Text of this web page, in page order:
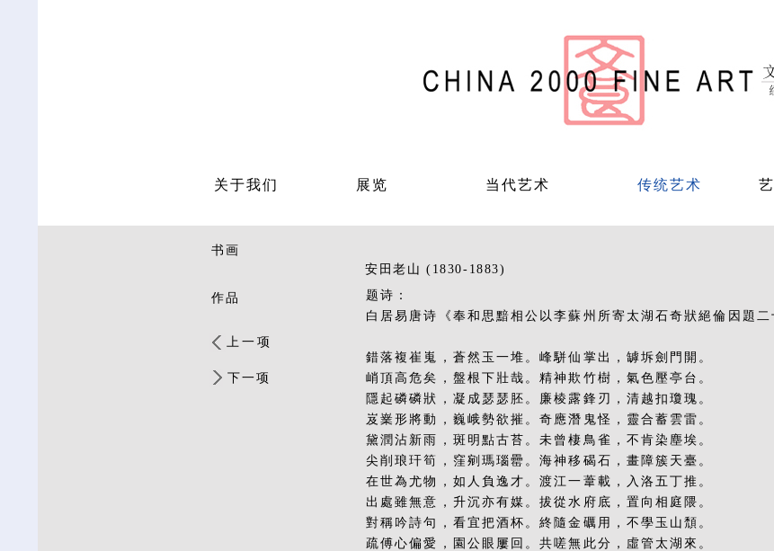
关于我们 展览 当代艺术 传统艺术
书画
安田老山 (1830-1883)
作品
上一项
下一项
题诗：
白居易唐诗《奉和思黯相公以李蘇州所寄太湖石奇狀絕倫因題二
錯落複崔嵬，蒼然玉一堆。峰駢仙掌出，罅坼劍門開。
峭頂高危矣，盤根下壯哉。精神欺竹樹，氣色壓亭台。
隱起磷磷狀，凝成瑟瑟胚。廉棱露鋒刃，清越扣瓊瑰。
岌嶪形將動，巍峨勢欲摧。奇應潛鬼怪，靈合蓄雲雷。
黛潤沾新雨，斑明點古苔。未曾棲鳥雀，不肯染塵埃。
尖削琅玕筍，窪剜瑪瑙罍。海神移碣石，畫障簇天臺。
在世為尤物，如人負逸才。渡江一葦載，入洛五丁推。
出處雖無意，升沉亦有媒。拔從水府底，置向相庭隈。
對稱吟詩句，看宜把酒杯。終隨金礪用，不學玉山頹。
疏傅心偏愛，園公眼屢回。共嗟無此分，虛管太湖來。